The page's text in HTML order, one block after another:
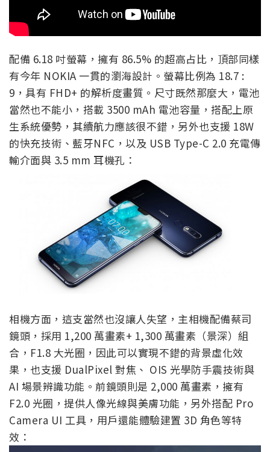
配備 6.18 吋螢幕，擁有 86.5% 的超高占比，頂部同樣
有今年 NOKIA 一貫的瀏海設計。螢幕比例為 18.7 :
9，具有 FHD+ 的解析度畫質。尺寸既然那麼大，電池
當然也不能小，搭載 3500 mAh 電池容量，搭配上原
生系統優勢，其續航力應該很不錯，另外也支援 18W
的快充技術、藍牙NFC，以及 USB Type-C 2.0 充電傳
輸介面與 3.5 mm 耳機孔：
相機方面，這支當然也沒讓人失望，主相機配備蔡司
鏡頭，採用 1,200 萬畫素+ 1,300 萬畫素（景深）組
合，F1.8 大光圈，因此可以實現不錯的背景虛化效
果，也支援 DualPixel 對焦、 OIS 光學防手震技術與
AI 場景辨識功能。前鏡頭則是 2,000 萬畫素，擁有
F2.0 光圈，提供人像光線與美膚功能，另外搭配 Pro
Camera UI 工具，用戶還能體驗建置 3D 角色等特
效：